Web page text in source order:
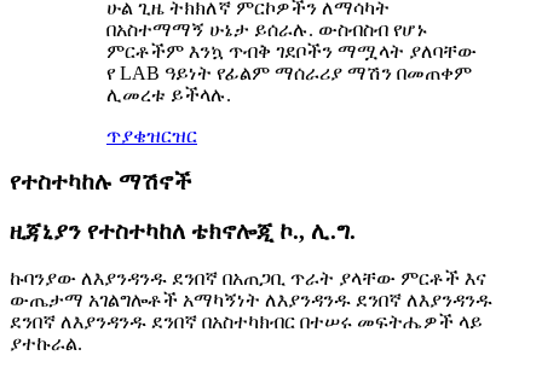
ሁል ጊዜ ትክክለኛ ምርኮዎችን ለማሳካት
በአስተማማኝ ሁኔታ ይሰራሉ. ውስብስብ የሆኑ
ምርቶችም እንኳ ጥብቅ ገደቦችን ማሟላት ያለባቸው
የ LAB ዓይነት የፊልም ማሰራሪያ ማሽን በመጠቀም
ሊመረቱ ይችላሉ.
ጥያቄዝርዝር
የተስተካከሉ ማሽኖች
ዚጃኒያን የተስተካከለ ቴክኖሎጂ ኮ., ሊ.ግ.
ኩባንያው ለእያንዳንዱ ደንበኛ በአጠጋቢ ጥራት ያላቸው ምርቶች እና
ውጤታማ አገልግሎቶች አማካኝነት ለእያንዳንዱ ደንበኛ ለእያንዳንዱ
ደንበኛ ለእያንዳንዱ ደንበኛ በአስተካክብር በተሠሩ መፍትሔዎች ላይ
ያተኩራል.